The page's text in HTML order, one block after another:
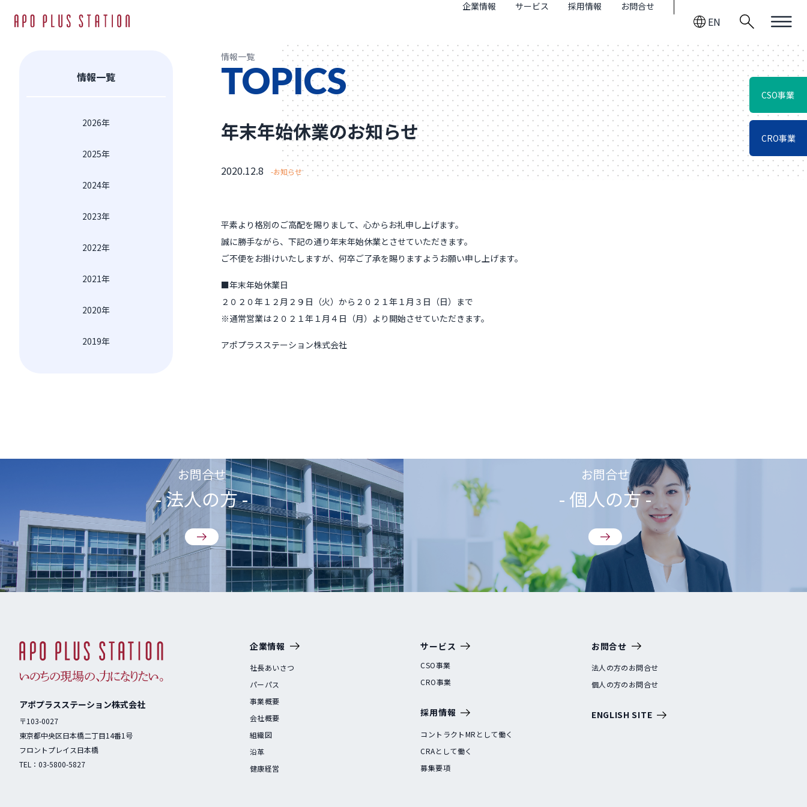
企業情報 サービス 採用情報 お問合せ
EN
CSO事業
CRO事業
情報一覧
2026年
2025年
2024年
2023年
2022年
2021年
2020年
2019年
情報一覧
TOPICS
年末年始休業のお知らせ
2020.12.8 -お知らせ
平素より格別のご高配を賜りまして、心からお礼申し上げます。
誠に勝手ながら、下記の通り年末年始休業とさせていただきます。
ご不便をお掛けいたしますが、何卒ご了承を賜りますようお願い申し上げます。
■年末年始休業日
２０２０年１２月２９日（火）から２０２１年１月３日（日）まで
※通常営業は２０２１年１月４日（月）より開始させていただきます。
アポプラスステーション株式会社
お問合せ
- 法人の方 -
お問合せ
- 個人の方 -
アポプラスステーション株式会社
〒103-0027
東京都中央区日本橋二丁目14番1号
フロントプレイス日本橋
TEL： 03-5800-5827
企業情報
社長あいさつ
パーパス
事業概要
会社概要
組織図
沿革
健康経営
サービス
CSO事業
CRO事業
採用情報
コントラクトMRとして働く
CRAとして働く
募集要項
お問合せ
法人の方のお問合せ
個人の方のお問合せ
ENGLISH SITE